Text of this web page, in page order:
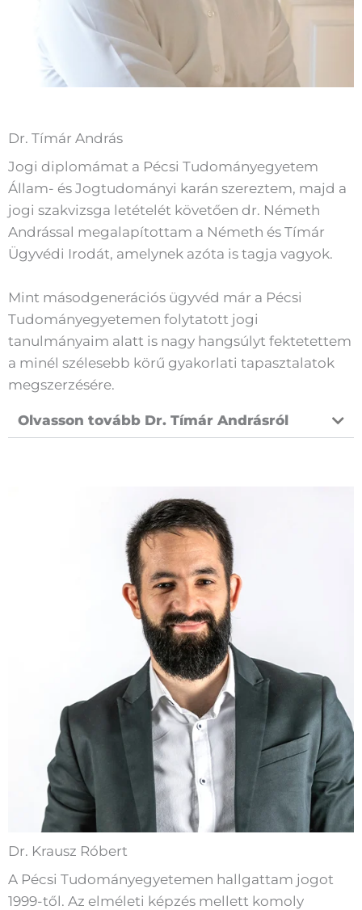
Dr. Tímár András
Jogi diplomámat a Pécsi Tudományegyetem
Állam- és Jogtudományi karán szereztem, majd a
jogi szakvizsga letételét követően dr. Németh
Andrással megalapítottam a Németh és Tímár
Ügyvédi Irodát, amelynek azóta is tagja vagyok.
Mint másodgenerációs ügyvéd már a Pécsi
Tudományegyetemen folytatott jogi
tanulmányaim alatt is nagy hangsúlyt fektetettem
a minél szélesebb körű gyakorlati tapasztalatok
megszerzésére.
Olvasson tovább Dr. Tímár Andrásról
Dr. Krausz Róbert
A Pécsi Tudományegyetemen hallgattam jogot
1999-től. Az elméleti képzés mellett komoly